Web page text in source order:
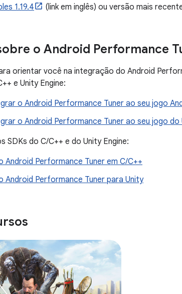
1.19.4
(link em inglês) ou versão mais
o Android Performance
orientar você na integração do Android
e Unity Engine:
o Android Performance Tuner ao seu jogo
o Android Performance Tuner ao seu jogo do
SDKs do C/C++ e do Unity Engine:
Android Performance Tuner em C/C++
Android Performance Tuner para Unity